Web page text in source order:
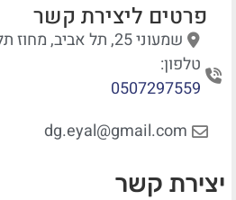
פרטים ליצירת קשר
שמעוני 25, תל אביב, מחוז תל אביב,
טלפון:
0507297559
dg.eyal@gmail.com
יצירת קשר